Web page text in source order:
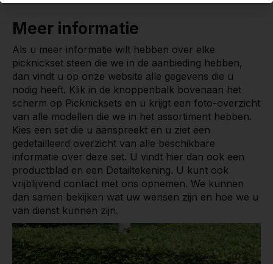
Meer informatie
Als u meer informatie wilt hebben over elke
picknickset steen die we in de aanbieding hebben,
dan vindt u op onze website alle gegevens die u
nodig heeft. Klik in de knoppenbalk bovenaan het
scherm op Picknicksets en u krijgt een foto-overzicht
van alle modellen die we in het assortiment hebben.
Kies een set die u aanspreekt en u ziet een
gedetailleerd overzicht van alle beschikbare
informatie over deze set. U vindt hier dan ook een
productblad en een Detailtekening. U kunt ook
vrijblijvend contact met ons opnemen. We kunnen
dan samen bekijken wat uw wensen zijn en hoe we u
van dienst kunnen zijn.